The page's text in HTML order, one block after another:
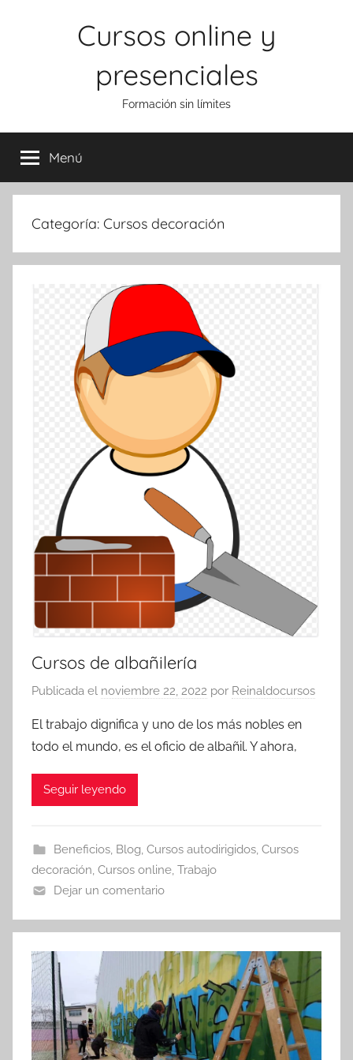
Cursos online y
presenciales
Formación sin límites
Menú
Categoría: Cursos decoración
Cursos de albañilería
Publicada el noviembre 22, 2022 por Reinaldocursos
El trabajo dignifica y uno de los más nobles en
todo el mundo, es el oficio de albañil. Y ahora,
Seguir leyendo
Beneficios, Blog, Cursos autodirigidos, Cursos
decoración, Cursos online, Trabajo
Dejar un comentario